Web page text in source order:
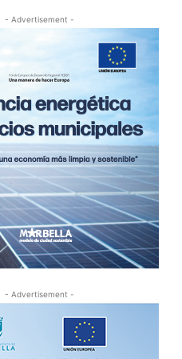
- Advertisement -
- Advertisement -